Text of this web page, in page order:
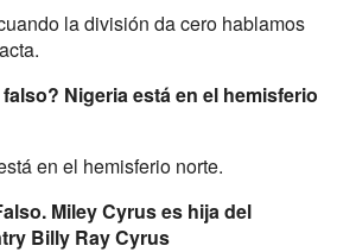
la división da cero hablamos
Nigeria está en el hemisferio
en el hemisferio norte.
Miley Cyrus es hija del
Billy Ray Cyrus